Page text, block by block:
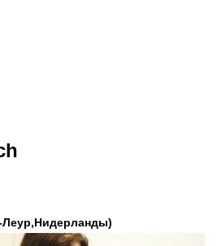
Леур,Нидерланды)